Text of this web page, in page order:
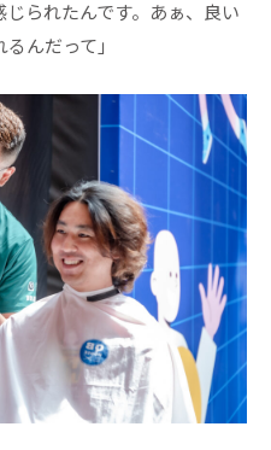
られたんです。あぁ、良い
んだって」